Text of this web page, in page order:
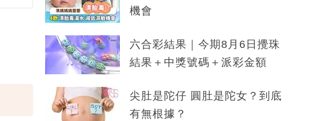
機會
六合彩結果｜今期8月6日攪珠
結果＋中獎號碼＋派彩金額
尖肚是陀仔 圓肚是陀女？到底
有無根據？